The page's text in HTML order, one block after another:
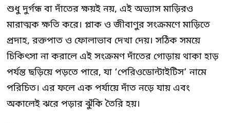
শুধু দুর্গন্ধ বা দাঁতের ক্ষয়ই নয়, এই অভ্যাস মাড়িরও
মারাত্মক ক্ষতি করে। প্লাক ও জীবাণুর সংক্রমণে মাড়িতে
প্রদাহ, রক্তপাত ও ফোলাভাব দেখা দেয়। সঠিক সময়ে
চিকিৎসা না করালে এই সংক্রমণ দাঁতের গোড়ায় থাকা হাড়
পর্যন্ত ছড়িয়ে পড়তে পারে, যা ‘পেরিওডোন্টাইটিস’ নামে
পরিচিত। এর ফলে এক পর্যায়ে দাঁত নড়ে যায় এবং
অকালেই ঝরে পড়ার ঝুঁকি তৈরি হয়।